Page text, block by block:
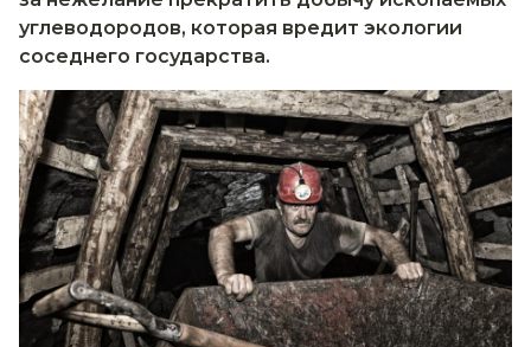
углеводородов, которая вредит экологии
соседнего государства.